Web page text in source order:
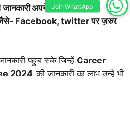
अपने दोस्तों के साथ भी
Facebook, twitter पर ज़रुर
पहुच सके जिन्हें Career
2024की जानकारी का लाभ उन्हें भी
Join WhatsApp